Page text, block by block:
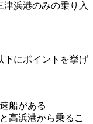
浜港のみの乗り入
下にポイントを挙げ
船がある
高浜港から乗るこ